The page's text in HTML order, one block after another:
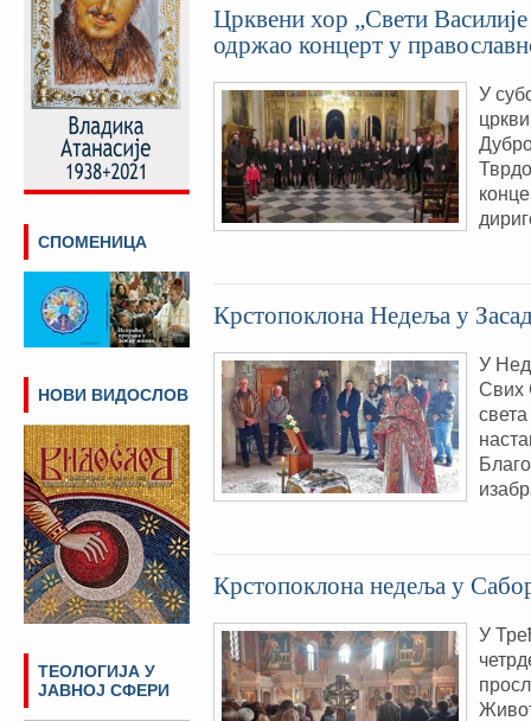
Црквени хор „Свети
одржао концерт у
У
Крстопоклона Недеља у
У
Свих
Крстопоклона недеља у
У
СПОМЕНИЦА
НОВИ ВИДОСЛОВ
ТЕОЛОГИЈА У
ЈАВНОЈ СФЕРИ